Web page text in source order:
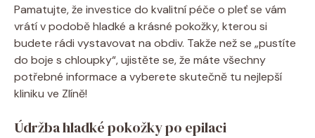
Pamatujte, že investice do kvalitní péče o pleť se vám
vrátí v podobě hladké a krásné pokožky, kterou si
budete rádi vystavovat na obdiv. Takže než se „pustíte
do boje s chloupky“, ujistěte se, že máte všechny
potřebné informace a vyberete skutečně tu nejlepší
kliniku ve Zlíně!
Údržba hladké pokožky po epilaci